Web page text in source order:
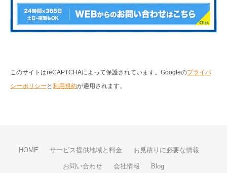
このサイトはreCAPTCHAによって保護されています。Googleのプライバ
シーポリシー と 利用規約が適用されます。
HOME サービス提供地域と料金 お見積りに必要な情報
お問い合わせ 会社情報 Blog